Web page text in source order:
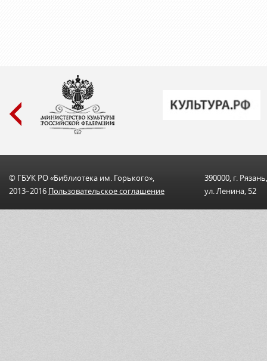
© ГБУК РО «Библиотека им. Горького»,
2013–2016 Пользовательскоe соглашениe
390000, г. Рязань,
ул. Ленина, 52